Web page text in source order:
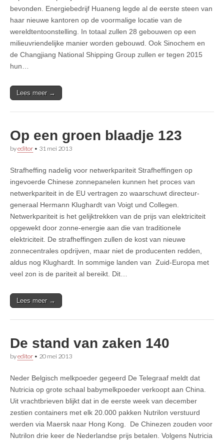
bevonden. Energiebedrijf Huaneng legde al de eerste steen van
haar nieuwe kantoren op de voormalige locatie van de
wereldtentoonstelling. In totaal zullen 28 gebouwen op een
milieuvriendelijke manier worden gebouwd. Ook Sinochem en
de Changjiang National Shipping Group zullen er tegen 2015
hun…
Lees meer →
Op een groen blaadje 123
byeditor • 31 mei 2013
Strafheffing nadelig voor netwerkpariteit Strafheffingen op
ingevoerde Chinese zonnepanelen kunnen het proces van
netwerkpariteit in de EU vertragen zo waarschuwt directeur-
generaal Hermann Klughardt van Voigt und Collegen.
Netwerkpariteit is het gelijktrekken van de prijs van elektriciteit
opgewekt door zonne-energie aan die van traditionele
elektriciteit. De strafheffingen zullen de kost van nieuwe
zonnecentrales opdrijven, maar niet de producenten redden,
aldus nog Klughardt. In sommige landen van Zuid-Europa met
veel zon is de pariteit al bereikt. Dit…
Lees meer →
De stand van zaken 140
byeditor • 20 mei 2013
Neder Belgisch melkpoeder gegeerd De Telegraaf meldt dat
Nutricia op grote schaal babymelkpoeder verkoopt aan China.
Uit vrachtbrieven blijkt dat in de eerste week van december
zestien containers met elk 20.000 pakken Nutrilon verstuurd
werden via Maersk naar Hong Kong. De Chinezen zouden voor
Nutrilon drie keer de Nederlandse prijs betalen. Volgens Nutricia